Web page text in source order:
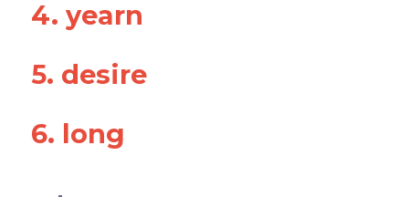
4. yearn
5. desire
6. long